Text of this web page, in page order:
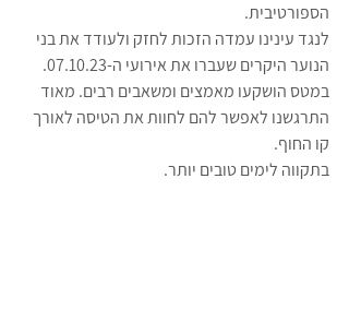
הספורטיבית.
לנגד עינינו עמדה הזכות לחזק ולעודד את בני
הנוער היקרים שעברו את אירועי ה-07.10.23.
במטס הושקעו מאמצים ומשאבים רבים. מאוד
התרגשנו לאפשר להם לחוות את הטיסה לאורך
קו החוף.
בתקווה לימים טובים יותר.